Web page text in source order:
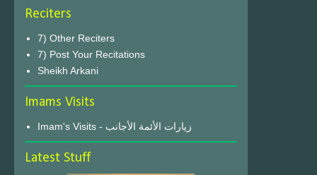
Reciters
7) Other Reciters
7) Post Your Recitations
Sheikh Arkani
Imams Visits
Imam's Visits - زيارات الأئمة الأجانب
Latest Stuff